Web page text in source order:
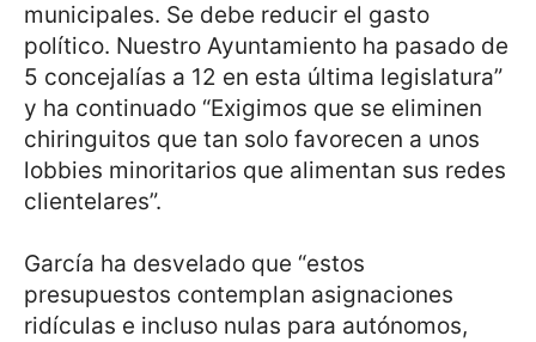
municipales. Se debe reducir el gasto
político. Nuestro Ayuntamiento ha pasado de
5 concejalías a 12 en esta última legislatura”
y ha continuado “Exigimos que se eliminen
chiringuitos que tan solo favorecen a unos
lobbies minoritarios que alimentan sus redes
clientelares”.
García ha desvelado que “estos
presupuestos contemplan asignaciones
ridículas e incluso nulas para autónomos,